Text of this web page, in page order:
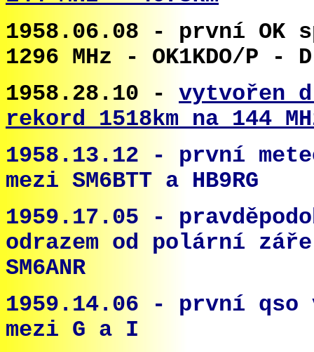
1958.06.08 - první OK
1296 MHz - OK1KDO/P -
1958.28.10 - vytvořen
rekord 1518km na 144
1958.13.12 - první
mezi SM6BTT a HB9RG
1959.17.05 -
odrazem od polární záře
SM6ANR
1959.14.06 - první qso
mezi G a I